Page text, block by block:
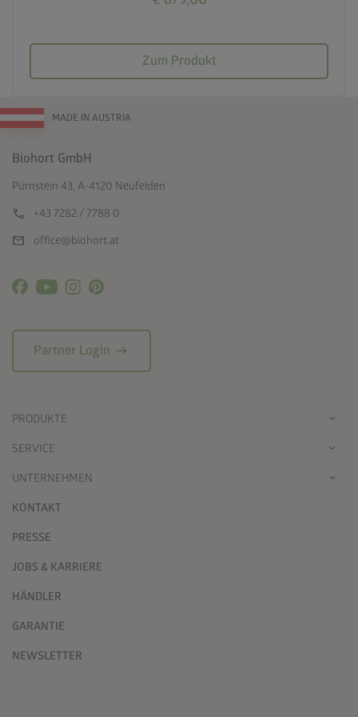
Zum Produkt
MADE IN AUSTRIA
Biohort GmbH
Pürnstein 43, A-4120 Neufelden
call +43 7282 / 7788 0
mail office@biohort.at
Partner Login arrow_right_alt
PRODUKTE
SERVICE
UNTERNEHMEN
KONTAKT
PRESSE
JOBS & KARRIERE
HÄNDLER
GARANTIE
NEWSLETTER